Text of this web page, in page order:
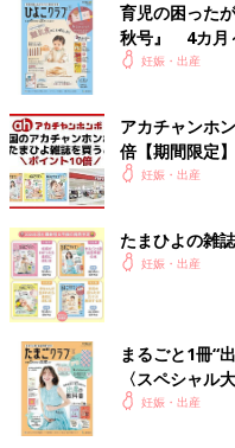
前の話
育児の困った
秋号』 4カ月
いっぱい！
妊娠・出産
アカチャンホ
倍【期間限定】
妊娠・出産
たまひよの雑誌
妊娠・出産
まるごと1冊“
〈スペシャル
妊娠・出産